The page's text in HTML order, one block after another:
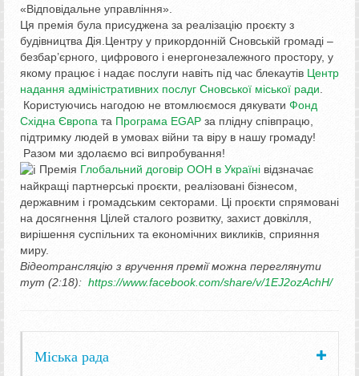
«Відповідальне управління».
Ця премія була присуджена за реалізацію проєкту з
будівництва Дія.Центру у прикордонній Сновській громаді –
безбар’єрного, цифрового і енергонезалежного простору, у
якому працює і надає послуги навіть під час блекаутів Центр
надання адміністративних послуг Сновської міської ради
Користуючись нагодою не втомлюємося дякувати Фонд
Східна Європа та Програма EGAP за плідну співпрацю,
підтримку людей в умовах війни та віру в нашу громаду!
Разом ми здолаємо всі випробування!
Премія Глобальний договір ООН в Україні відзначає
найкращі партнерські проєкти, реалізовані бізнесом,
державним і громадським секторами. Ці проєкти спрямовані
на досягнення Цілей сталого розвитку, захист довкілля,
вирішення суспільних та економічних викликів, сприяння
миру.
Відеотрансляцію з вручення премії можна переглянути
тут (2:18): https://www.facebook.com/share/v/1EJ2ozAchH/
Міська рада